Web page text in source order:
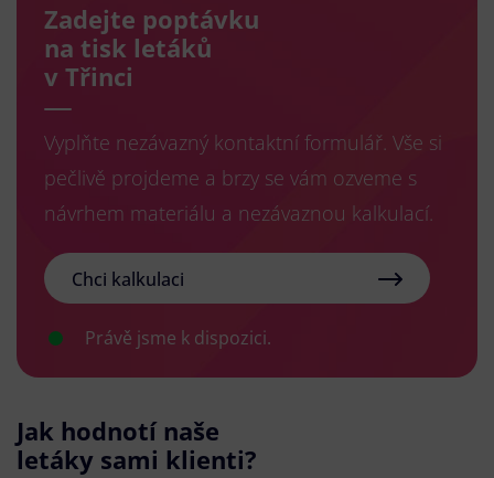
Zadejte poptávku
na tisk letáků
v Třinci
Vyplňte nezávazný kontaktní formulář. Vše si
pečlivě projdeme a brzy se vám ozveme s
návrhem materiálu a nezávaznou kalkulací.
Chci kalkulaci
Právě jsme k dispozici.
Jak hodnotí naše
letáky sami klienti?